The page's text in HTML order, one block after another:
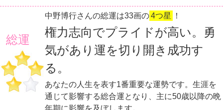
総運
中野博行さんの総運は33画の4つ星 ！
権力志向でプライドが高い。勇
気があり運を切り開き成功す
る。
あなたの人生を表す1番重要な運勢です。生涯を
通じて影響する総合運となり、主に50歳以降の晩
年期に影響を及ぼします。